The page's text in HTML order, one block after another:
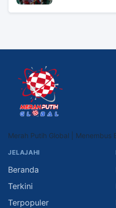
Merah Putih Global | Menembus
JELAJAHI
Beranda
Terkini
Terpopuler